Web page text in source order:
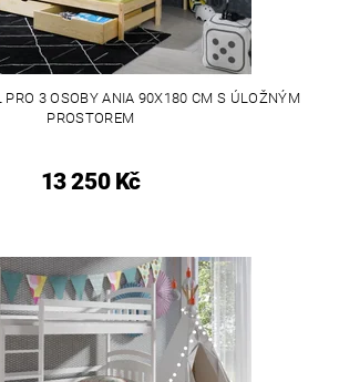
PRO 3 OSOBY ANIA 90X180 CM S ÚLOŽNÝM
PROSTOREM
13 250 Kč